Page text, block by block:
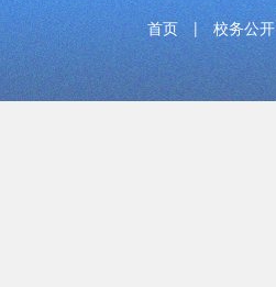
首页 | 校务公开